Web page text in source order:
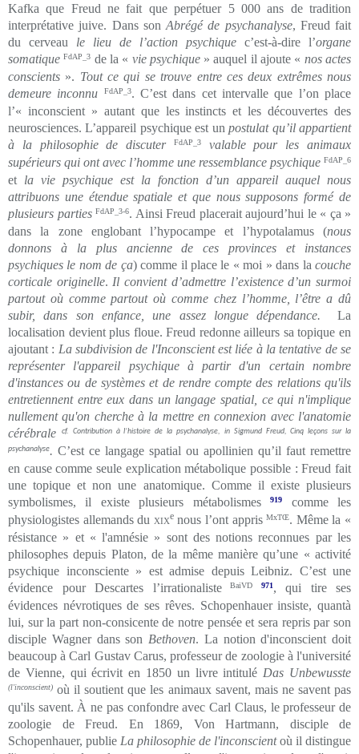
Kafka que Freud ne fait que perpétuer 5 000 ans de tradition
interprétative juive. Dans son Abrégé de psychanalyse, Freud fait
du cerveau le lieu de l’action psychique c’est-à-dire l’organe
somatique FdAP_3 de la « vie psychique» auquel il ajoute « nos actes
conscients ». Tout ce qui se trouve entre ces deux extrêmes nous
demeure inconnu
FdAP_3. C’est dans cet intervalle que l’on place
l’« inconscient » autant que les instincts et les découvertes des
neurosciences. L’appareil psychique est unpostulat qu’il appartient
à la philosophie de discuter
FdAP_3
valable pour les animaux
supérieurs qui ont avec l’homme une ressemblance psychique FdAP_6
et la vie psychique est la fonction d’un appareil auquel nous
attribuons une étendue spatiale et que nous supposons formé de
plusieurs parties FdAP_3-6. Ainsi Freud placerait aujourd’hui le « ça »
dans la zone englobant l’hypocampe et l’hypotalamus (nous
donnons à la plus ancienne de ces provinces et instances
psychiques le nom de ça) comme il place le « moi » dans lacouche
corticale originelle. Il convient d’admettre l’existence d’un surmoi
partout où comme partout où comme chez l’homme, l’être a dû
subir, dans son enfance, une assez longue dépendance. La
localisation devient plus floue. Freud redonne ailleurs sa topique en
ajoutant : La subdivision de l'Inconscient est liée à la tentative de se
représenter l'appareil psychique à partir d'un certain nombre
d'instances ou de systèmes et de rendre compte des relations qu'ils
entretiennent entre eux dans un langage spatial, ce qui n'implique
nullement qu'on cherche à la mettre en connexion avec l'anatomie
cérébrale
cf. Contribution à l’histoire de la psychanalyse, in Sigmund Freud,Cinq leçons sur la
psychanalyse. C’est ce langage spatial ou apollinien qu’il faut remettre
en cause comme seule explication métabolique possible : Freud fait
une topique et non une anatomique. Comme il existe plusieurs
symbolismes, il existe plusieurs métabolismes919
comme les
physiologistes allemands du xixenous l’ont apprisMxTŒ. Même la «
résistance » et « l'amnésie » sont des notions reconnues par les
philosophes depuis Platon, de la même manière qu’une « activité
psychique inconsciente » est admise depuis Leibniz. C’est une
évidence pour Descartes l’irrationalisteBaiVD 971, qui tire ses
évidences névrotiques de ses rêves. Schopenhauer insiste, quantà
lui, sur la part non-consicente de notre pensée et sera repris par son
disciple Wagner dans son Bethoven. La notion d'inconscient doit
beaucoup à Carl Gustav Carus, professeur de zoologie à l'université
de Vienne, qui écrivit en 1850 un livre intitulé Das Unbewusste
(l'inconscient) où il soutient que les animaux savent, mais ne savent pas
qu'ils savent. À ne pas confondre avec Carl Claus, le professeur de
zoologie de Freud. En 1869, Von Hartmann, disciple de
Schopenhauer, publie La philosophie de l'inconscientoù il distingue